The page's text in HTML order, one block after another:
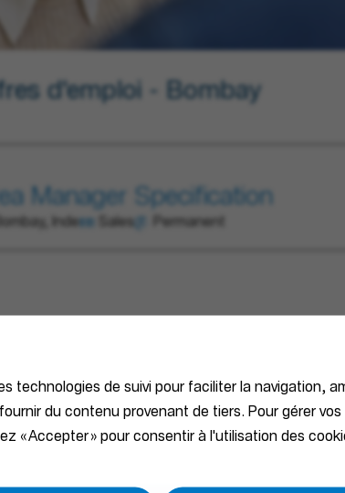
technologies de suivi pour faciliter la navigation,
du contenu provenant de tiers. Pour gérer
« Accepter » pour consentir à l'utilisation des
d'emploi - Bombay
Manager Specification
Bombay, Inde Sales Permanent